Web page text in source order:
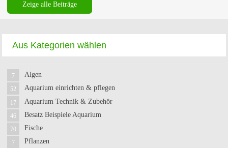
Zeige alle Beiträge
Aus Kategorien wählen
Algen
7
Aquarium einrichten & pflegen
52
Aquarium Technik & Zubehör
17
Besatz Beispiele Aquarium
46
Fische
70
Pflanzen
7